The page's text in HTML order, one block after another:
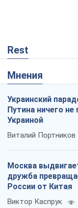
Rest
Мнения
Украинский
Путина ничего не
Украиной
Виталий Портников
Москва
дружба
России от Китая
Виктор Каспрук